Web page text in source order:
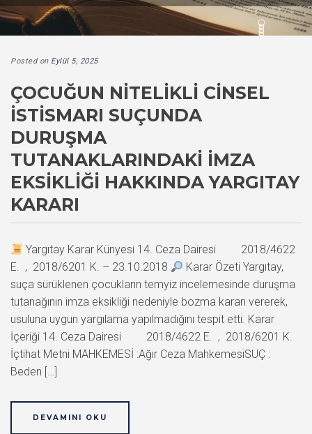
Posted on Eylül 5, 2025
ÇOCUĞUN NITELIKLI CINSEL
İSTISMARI SUÇUNDA
DURUŞMA
TUTANAKLARINDAKI İMZA
EKSIKLIĞI HAKKINDA YARGITAY
KARARI
Yargıtay Karar Künyesi 14. Ceza Dairesi 2018/4622
E. , 2018/6201 K. – 23.10.2018
Karar Özeti Yargıtay,
suça sürüklenen çocukların temyiz incelemesinde duruşma
tutanağının imza eksikliği nedeniyle bozma kararı vererek,
usuluna uygun yargılama yapılmadığını tespit etti. Karar
İçeriği 14. Ceza Dairesi 2018/4622 E. , 2018/6201 K.
İçtihat Metni MAHKEMESİ :Ağır Ceza MahkemesiSUÇ :
Beden […]
DEVAMINI OKU